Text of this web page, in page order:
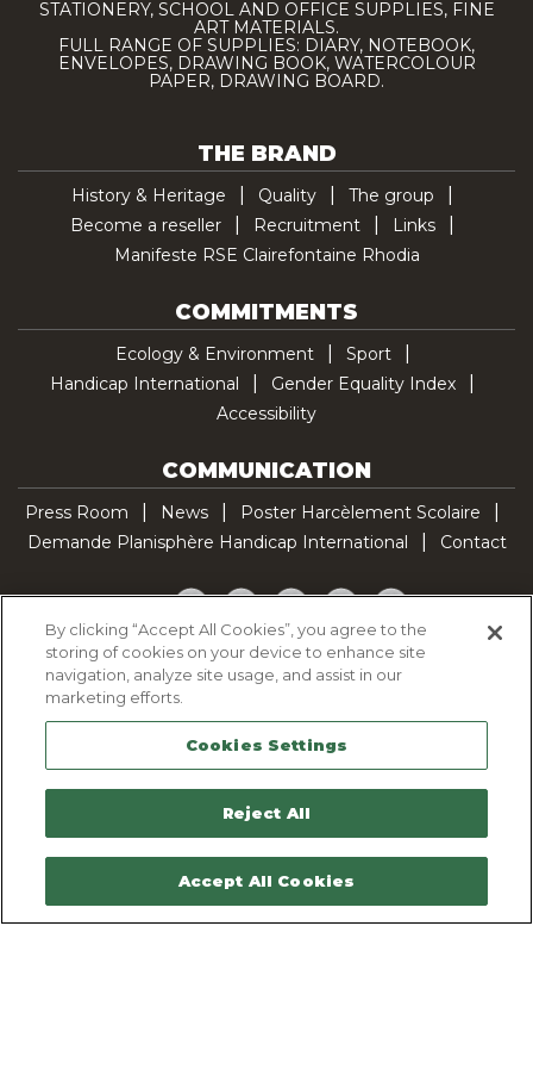
STATIONERY, SCHOOL AND OFFICE SUPPLIES, FINE
ART MATERIALS.
FULL RANGE OF SUPPLIES: DIARY, NOTEBOOK,
ENVELOPES, DRAWING BOOK, WATERCOLOUR
PAPER, DRAWING BOARD.
THE BRAND
History & Heritage Quality
The group
Become a reseller
Recruitment
Links
Manifeste RSE Clairefontaine Rhodia
COMMITMENTS
Ecology & Environment
Sport
Handicap International
Gender Equality Index
Accessibility
COMMUNICATION
Press Room News
Poster Harcèlement Scolaire
Demande Planisphère Handicap International
Contact
Facebook
TwitterYouTubePinterestTikTok
Cookie Policy
Legal Notice
Sitemap
Contactez-nous
By clicking “Accept All Cookies”, you agree to the
storing of cookies on your device to enhance site
navigation, analyze site usage, and assist in our
marketing efforts.
Cookies Settings
Reject All
Accept All Cookies